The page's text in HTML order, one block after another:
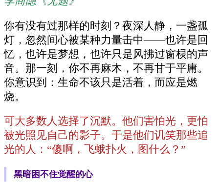
你有没有过那样的时刻？夜深人静，一盏孤
灯，忽然间心被某种力量击中——也许是回
忆，也许是梦想，也许只是风拂过窗棂的声
音。那一刻，你不再麻木，不再甘于平庸。
你意识到：生命不该只是活着，而应是燃
烧。
可大多数人选择了沉默。他们害怕光，更怕
被光照见自己的影子。于是他们讥笑那些追
光的人：“傻啊，飞蛾扑火，图什么？”
黑暗困不住觉醒的心